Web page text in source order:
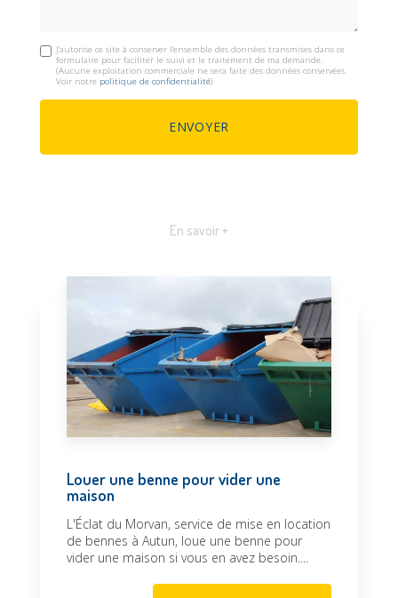
J'autorise ce site à conserver l'ensemble des données transmises dans ce
formulaire pour faciliter le suivi et le traitement de ma demande.
(Aucune exploitation commerciale ne sera faite des données conservées.
Voir notre politique de confidentialité)
En savoir +
Louer une benne pour vider une
maison
L'Éclat du Morvan, service de mise en location
de bennes à Autun, loue une benne pour
vider une maison si vous en avez besoin....